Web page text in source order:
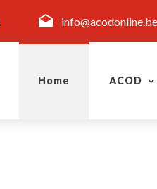
info@acodonline.be
Home ACOD